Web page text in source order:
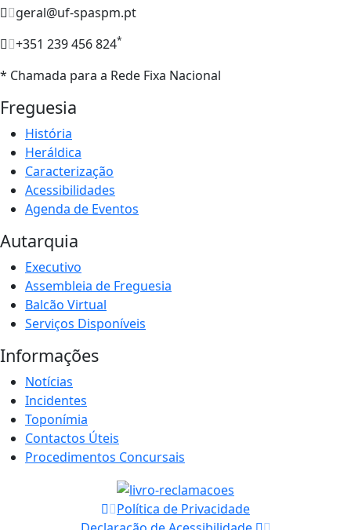
geral@uf-spaspm.pt
+351 239 456 824*
* Chamada para a Rede Fixa Nacional
Freguesia
História
Heráldica
Caracterização
Acessibilidades
Agenda de Eventos
Autarquia
Executivo
Assembleia de Freguesia
Balcão Virtual
Serviços Disponíveis
Informações
Notícias
Incidentes
Toponímia
Contactos Úteis
Procedimentos Concursais
Política de Privacidade